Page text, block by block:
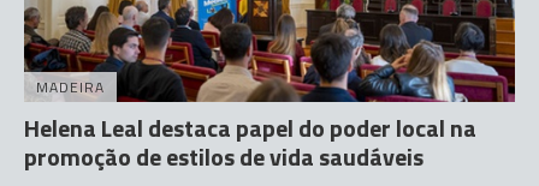
MADEIRA
Helena Leal destaca papel do poder local na
promoção de estilos de vida saudáveis